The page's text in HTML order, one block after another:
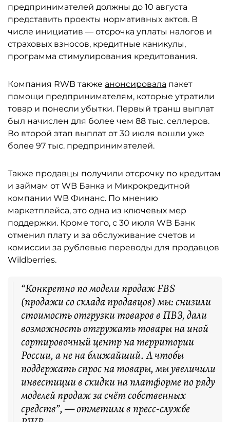
предпринимателей должны до 10 августа
представить проекты нормативных актов. В
числе инициатив — отсрочка уплаты налогов и
страховых взносов, кредитные каникулы,
программа стимулирования кредитования.
Компания RWB также анонсировала пакет
помощи предпринимателям, которые утратили
товар и понесли убытки. Первый транш выплат
был начислен для более чем 88 тыс. селлеров.
Во второй этап выплат от 30 июля вошли уже
более 97 тыс. предпринимателей.
Также продавцы получили отсрочку по кредитам
и займам от WB Банка и Микрокредитной
компании WB Финанс. По мнению
маркетплейса, это одна из ключевых мер
поддержки. Кроме того, с 30 июля WB Банк
отменил плату и за обслуживание счетов и
комиссии за рублевые переводы для продавцов
Wildberries.
“Конкретно по модели продаж FBS
(продажи со склада продавцов) мы: снизили
стоимость отгрузки товаров в ПВЗ, дали
возможность отгружать товары на иной
сортировочный центр на территории
России, а не на ближайший. А чтобы
поддержать спрос на товары, мы увеличили
инвестиции в скидки на платформе по ряду
моделей продаж за счёт собственных
средств”, — отметили в пресс-службе